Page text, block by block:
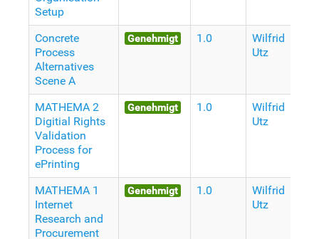
Setup
Concrete
Process
Alternatives
Scene A
Genehmigt 1.0
Wilfrid
Utz
MATHEMA 2
Digitial Rights
Validation
Process for
ePrinting
Genehmigt 1.0
Wilfrid
Utz
MATHEMA 1
Internet
Research and
Procurement
Genehmigt 1.0
Wilfrid
Utz